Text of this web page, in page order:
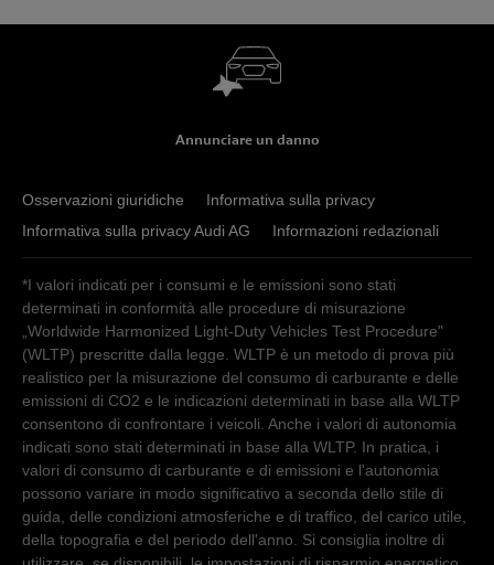
Annunciare un danno
Osservazioni giuridiche
Informativa sulla privacy
Informativa sulla privacy Audi AG
Informazioni redazionali
*I valori indicati per i consumi e le emissioni sono stati
determinati in conformità alle procedure di misurazione
„Worldwide Harmonized Light-Duty Vehicles Test Procedure"
(WLTP) prescritte dalla legge. WLTP è un metodo di prova più
realistico per la misurazione del consumo di carburante e delle
emissioni di CO2 e le indicazioni determinati in base alla WLTP
consentono di confrontare i veicoli. Anche i valori di autonomia
indicati sono stati determinati in base alla WLTP. In pratica, i
valori di consumo di carburante e di emissioni e l'autonomia
possono variare in modo significativo a seconda dello stile di
guida, delle condizioni atmosferiche e di traffico, del carico utile,
della topografia e del periodo dell'anno. Si consiglia inoltre di